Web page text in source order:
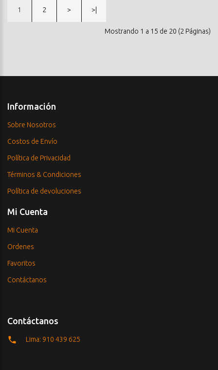
1 2 > >|
Mostrando 1 a 15 de 20 (2 Páginas)
Información
Sobre Nosotros
Costos de Envío
Política de Privacidad
Términos & Condiciones
Política de devoluciones
Mi Cuenta
Mi Cuenta
Ordenes
Favoritos
Contáctanos
Contáctanos
Lima: 910 439 625